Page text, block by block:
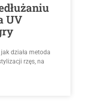
UV
działa metoda
rzęs, na